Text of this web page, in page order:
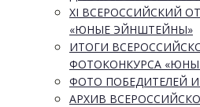
XI ВСЕРОССИЙСКИЙ
«ЮНЫЕ ЭЙНШТЕЙНЫ»
ИТОГИ
ФОТОКОНКУРСА
ФОТО ПОБЕДИТЕЛЕЙ
АРХИВ